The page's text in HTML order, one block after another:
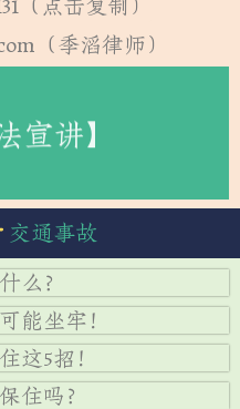
（点击复制）
（季滔律师）
宣讲】
交通事故
么？
能坐牢！
这5招！
住吗？